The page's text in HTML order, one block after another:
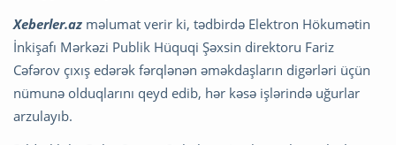
Xeberler.az məlumat verir ki, tədbirdə Elektron Hökumətin
İnkişafı Mərkəzi Publik Hüquqi Şəxsin direktoru Fariz
Cəfərov çıxış edərək fərqlənən əməkdaşların digərləri üçün
nümunə olduqlarını qeyd edib, hər kəsə işlərində uğurlar
arzulayıb.